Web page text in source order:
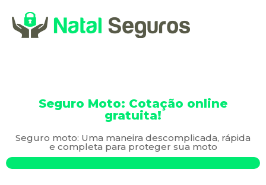
Seguro Moto: Cotação online
gratuita!
Seguro moto: Uma maneira descomplicada, rápida
e completa para proteger sua moto